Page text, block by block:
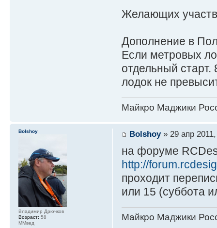
Желающих
Дополнение в
Если метровых
отдельный
лодок не
Майкро Маджики
Bolshoy» 29 апр
на форуме
http://
проходит
или 15 (суббота
Майкро Маджики
Bolshoy
Владимир Дрючков
Возраст: 58
ММвед